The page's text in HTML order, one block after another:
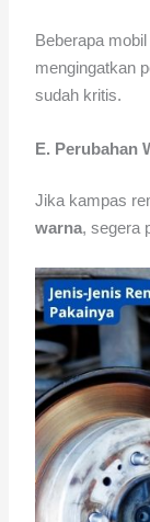
Beberapa
mengingatkan
sudah kritis.
E. Perubahan
Jika kampas
warna, segera